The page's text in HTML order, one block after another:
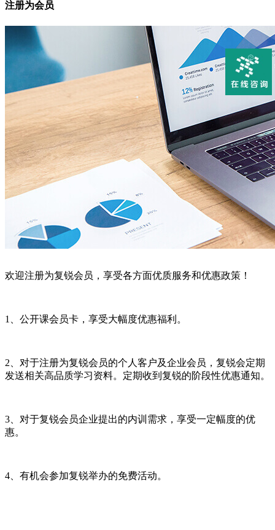
注册为会员
欢迎注册为复锐会员，享受各方面优质服务和优惠政策！
1、公开课会员卡，享受大幅度优惠福利。
2、对于注册为复锐会员的个人客户及企业会员，复锐会定期
发送相关高品质学习资料。定期收到复锐的阶段性优惠通知。
3、对于复锐会员企业提出的内训需求，享受一定幅度的优
惠。
4、有机会参加复锐举办的免费活动。